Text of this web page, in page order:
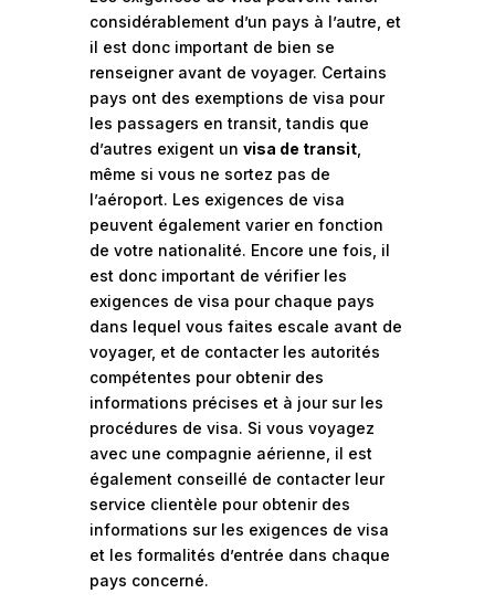
considérablement d’un pays à l’autre, et
il est donc important de bien se
renseigner avant de voyager. Certains
pays ont des exemptions de visa pour
les passagers en transit, tandis que
d’autres exigent un visa de transit,
même si vous ne sortez pas de
l’aéroport. Les exigences de visa
peuvent également varier en fonction
de votre nationalité. Encore une fois, il
est donc important de vérifier les
exigences de visa pour chaque pays
dans lequel vous faites escale avant de
voyager, et de contacter les autorités
compétentes pour obtenir des
informations précises et à jour sur les
procédures de visa. Si vous voyagez
avec une compagnie aérienne, il est
également conseillé de contacter leur
service clientèle pour obtenir des
informations sur les exigences de visa
et les formalités d’entrée dans chaque
pays concerné.